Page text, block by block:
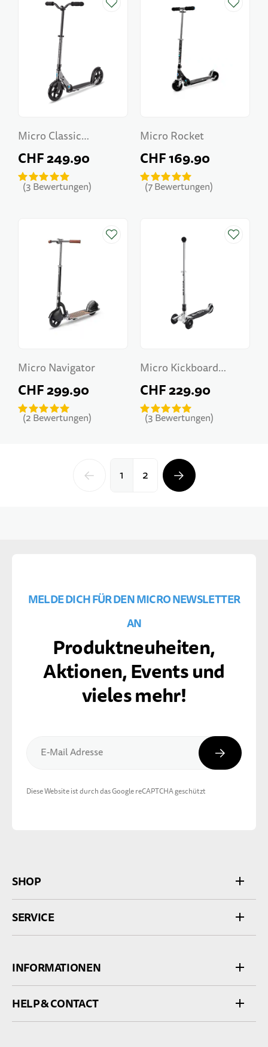
Micro Classic
Neochrome Black
CHF 249.90
3 Bewertungen
Micro Rocket
CHF 169.90
7Bewertungen
Micro Navigator
CHF 299.90
2 Bewertungen
Micro Kickboard
Original 2.0
CHF 229.90
3 Bewertungen
SIE LESEN GERADE DIE SEITE
1 2
E-Mail Adresse
Diese Website ist durch das Google reCAPTCHA geschützt
MELDE DICH FÜR DEN MICRO NEWSLETTER
AN
Produktneuheiten,
Aktionen, Events und
vieles mehr!
SHOP
SERVICE
INFORMATIONEN
HELP & CONTACT